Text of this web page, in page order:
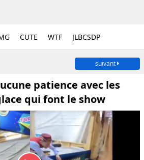
CUTE WTF JLBCSDP
suivant
patience avec les
qui font le show